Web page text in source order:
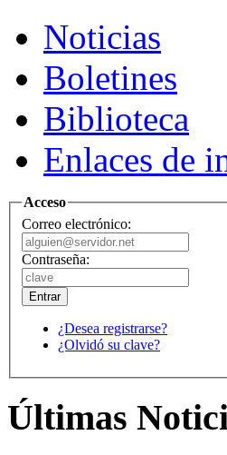
Noticias
Boletines
Biblioteca
Enlaces de
Acceso
Correo electrónico:
Contraseña:
¿Desea registrarse?
¿Olvidó su clave?
Últimas